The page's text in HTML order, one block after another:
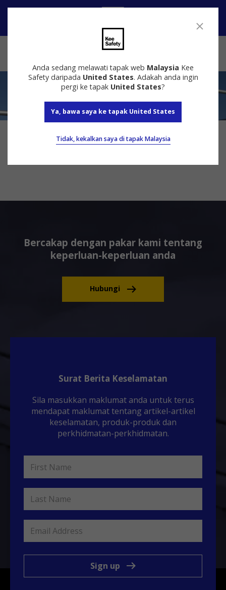
Anda sedang melawati tapak web Malaysia Kee
Safety daripada United States. Adakah anda ingin
pergi ke tapak United States?
Ya, bawa saya ke tapak United States
Tidak, kekalkan saya di tapak Malaysia
Hasil carian untuk ""
Bercakap dengan pakar kami tentang
keperluan-keperluan anda
Hubungi
Surat Berita Keselamatan
Sila masukkan maklumat anda untuk terus
mendapat maklumat tentang artikel-artikel
keselamatan, produk-produk dan
perkhidmatan-perkhidmatan.
Sign up